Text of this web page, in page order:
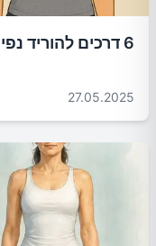
6 דרכים להוריד נפיחות בבטן תוך 24 שעות
27.05.2025